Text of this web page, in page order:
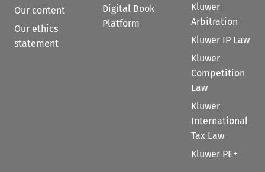
Our content
Our ethics
statement
Digital Book
Platform
Kluwer
Arbitration
Kluwer IP Law
Kluwer
Competition
Law
Kluwer
International
Tax Law
Kluwer PE+